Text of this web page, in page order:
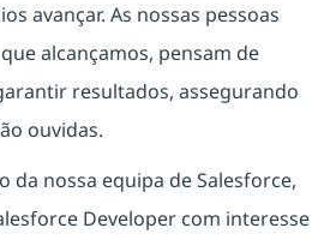
avançar. As nossas pessoas
alcançamos, pensam de
resultados, assegurando
ouvidas.
da nossa equipa de Salesforce,
Developer com interesse